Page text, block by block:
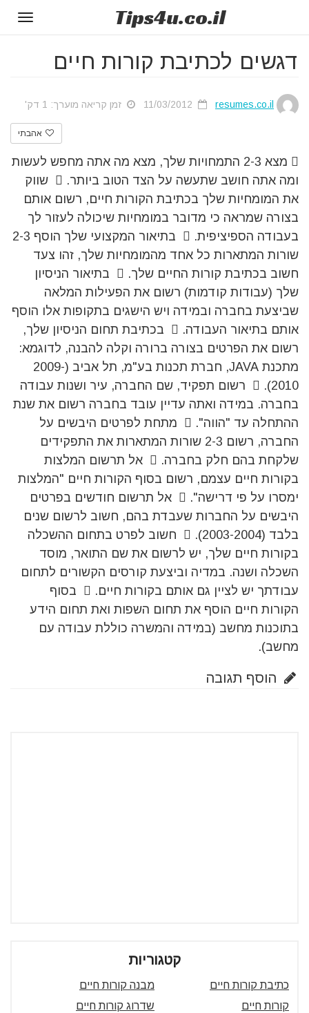
Tips4u.co.il
דגשים לכתיבת קורות חיים
resumes.co.il זמן קריאה מוערך: 1 דק'
אהבתי
 מצא 2-3 התמחויות שלך, מצא מה אתה מחפש לעשות
ומה אתה חושב שתעשה על הצד הטוב ביותר.  שווק
את המומחיות שלך בכתיבת הקורות חיים, רשום אותם
בצורה שמראה כי מדובר במומחיות שיכולה לעזור לך
בעבודה הספיציפית.  בתיאור המקצועי שלך הוסף 2-3
שורות המתארות כל אחד מהמומחיות שלך, זהו צעד
חשוב בכתיבת קורות החיים שלך.  בתיאור הניסיון
שלך (עבודות קודמות) רשום את הפעילות המלאה
שביצעת בחברה ובמידה ויש הישגים בתקופות אלו הוסף
אותם בתיאור העבודה.  בכתיבת תחום הניסיון שלך,
רשום את הפרטים בצורה ברורה וקלה להבנה, לדוגמא:
מתכנת JAVA, חברת תכנות בע"מ, תל אביב (2009-
2010).  רשום תפקיד, שם החברה, עיר ושנות עבודה
בחברה. במידה ואתה עדיין עובד בחברה רשום את שנת
ההתחלה עד "הווה".  מתחת לפרטים היבשים על
החברה, רשום 2-3 שורות המתארות את התפקידים
שלקחת בהם חלק בחברה.  אל תרשום המלצות
בקורות חיים עצמם, רשום בסוף הקורות חיים "המלצות
ימסרו על פי דרישה".  אל תרשום חודשים בפרטים
היבשים על החברות שעבדת בהם, חשוב לרשום שנים
בלבד (2003-2004).  חשוב לפרט בתחום ההשכלה
בקורות חיים שלך, יש לרשום את שם התואר, מוסד
השכלה ושנה. במדיה וביצעת קורסים הקשורים לתחום
עבודתך יש לציין גם אותם בקורות חיים.  בסוף
הקורות חיים הוסף את תחום השפות ואת תחום הידע
בתוכנות מחשב (במידה והמשרה כוללת עבודה עם
מחשב).
הוסף תגובה
קטגוריות
כתיבת קורות חיים
מבנה קורות חיים
קורות חיים
שדרוג קורות חיים